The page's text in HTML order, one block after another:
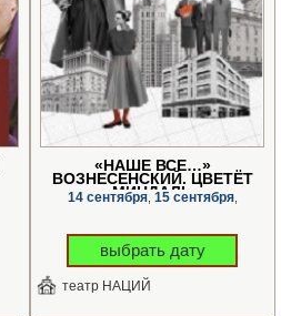
«НАШЕ ВСЁ…»
ВОЗНЕСЕНСКИЙ. ЦВЕТЁТ
МИНДАЛЬ
14 сентября, 15 сентября,
выбрать дату
театр НАЦИЙ